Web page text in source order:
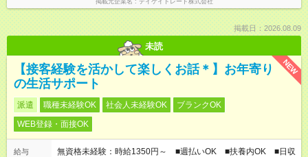
掲載元企業名 テイケイトレード株式会社
掲載日：2026.08.09
未読
NEW
【接客経験を活かして楽しくお話＊】お年寄り
の生活サポート
派遣 職種未経験OK 社会人未経験OK
ブランクOK
WEB登録・面接OK
給与
無資格未経験：時給1350円～ ■週払いOK ■扶養内OK ■日収